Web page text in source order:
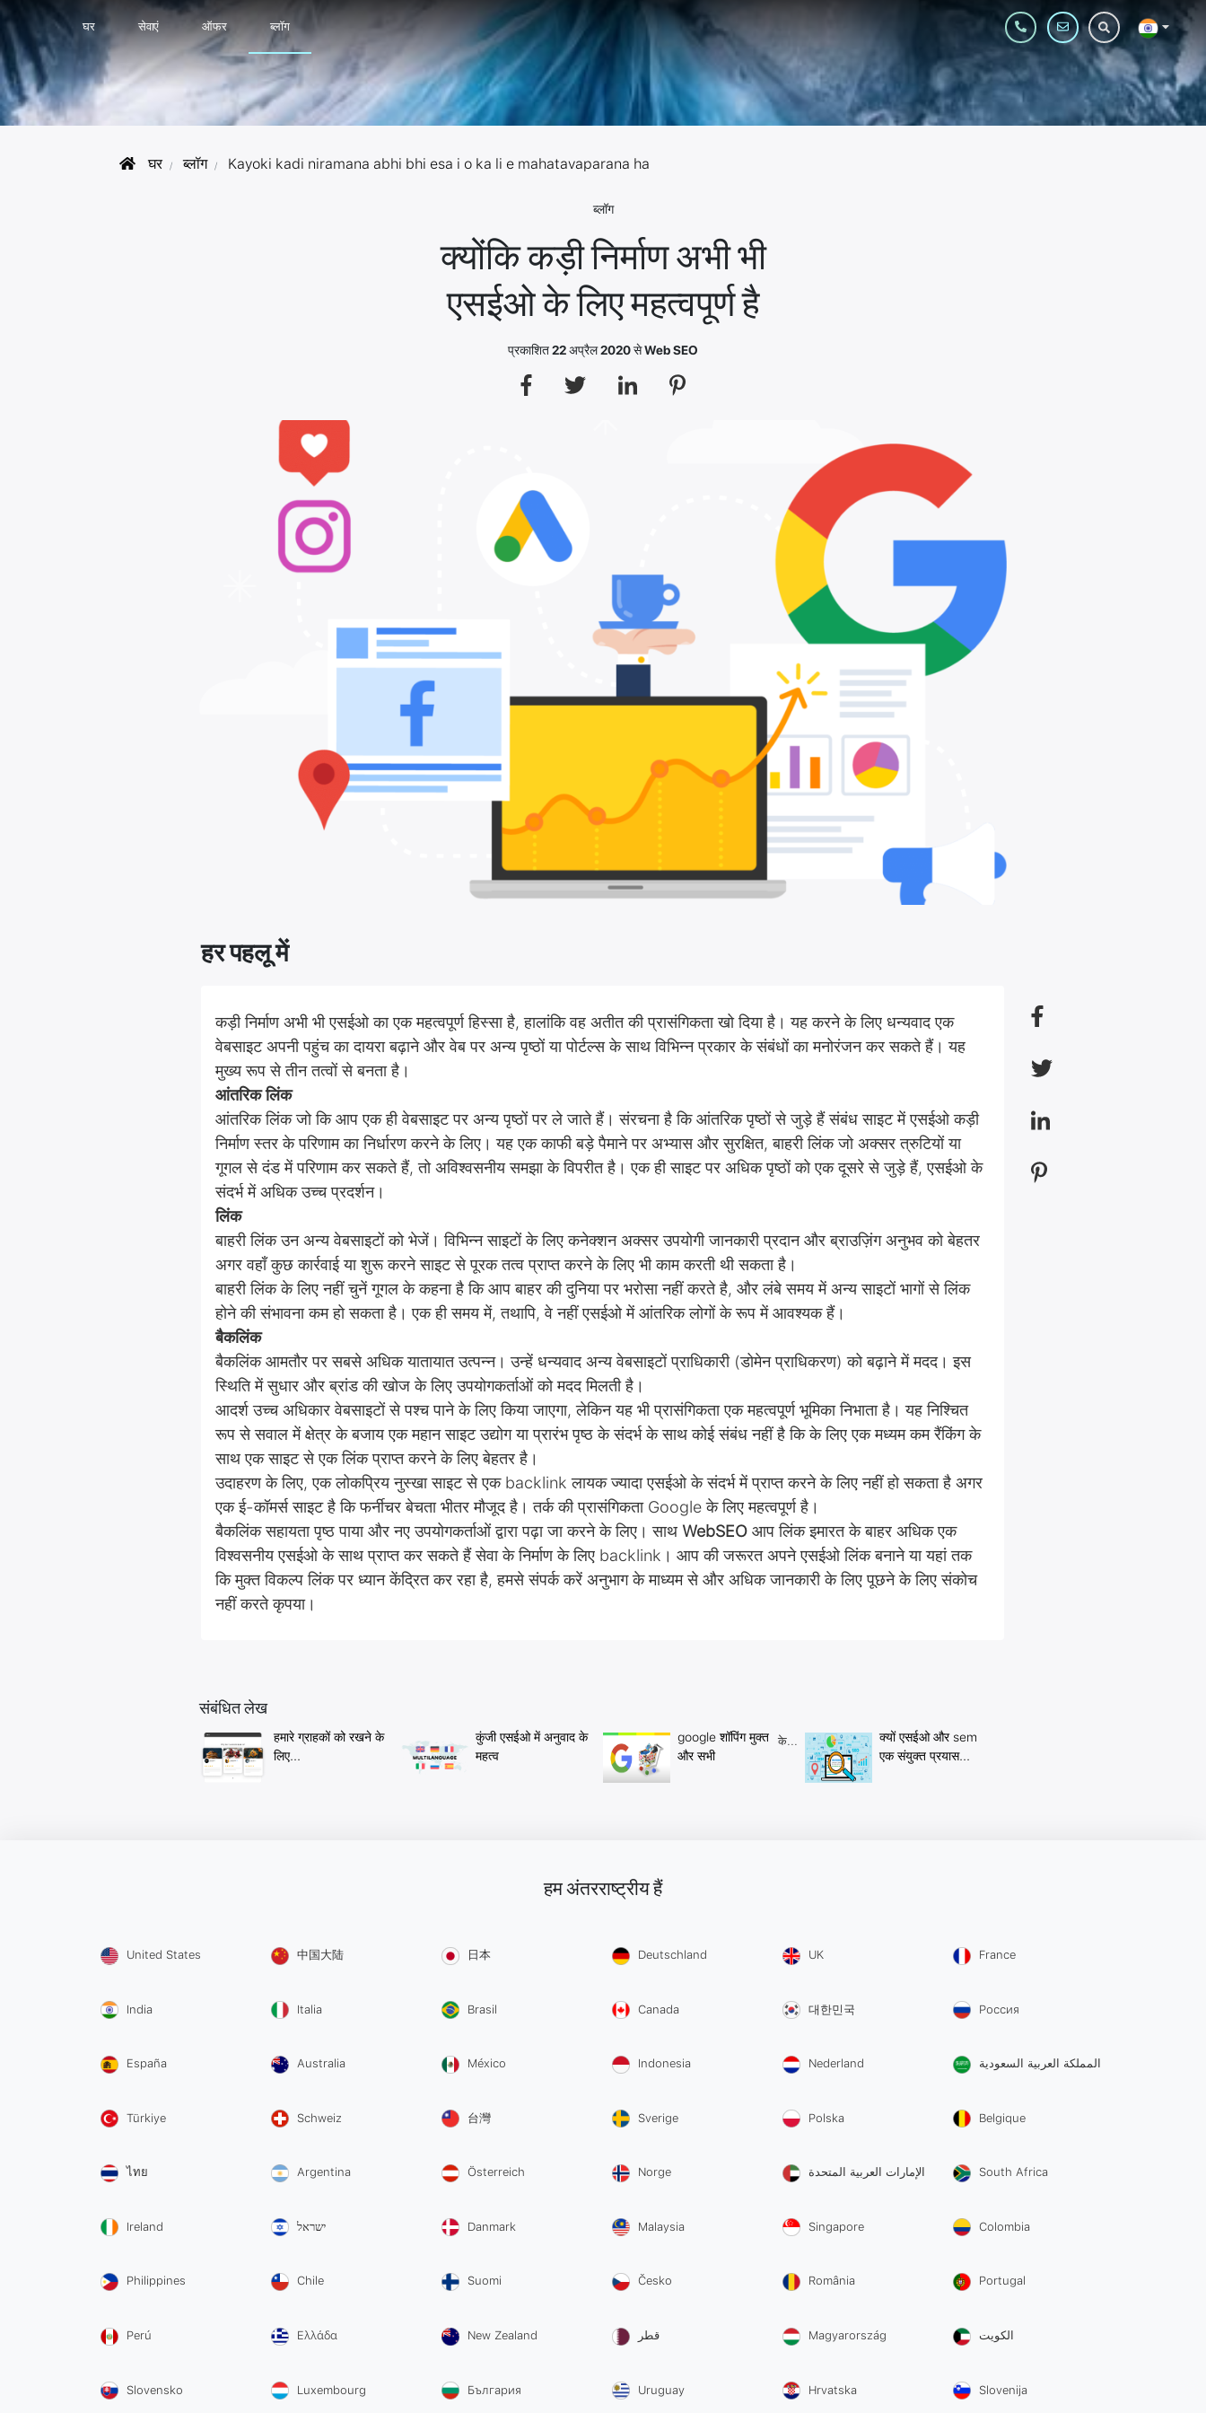
घर सेवाएं ऑफर ब्लॉग
घर ब्लॉग Kayoki kadi niramana abhi bhi esa i o ka li e mahatavaparana ha
ब्लॉग
क्योंकि कड़ी निर्माण अभी भी
एसईओ के लिए महत्वपूर्ण है
प्रकाशित22 अप्रैल 2020सेWeb SEO
हर पहलू में
कड़ी निर्माण अभी भी एसईओ का एक महत्वपूर्ण हिस्सा है, हालांकि वह अतीत की प्रासंगिकता खो दिया है। यह करने के लिए धन्यवाद एक
वेबसाइट अपनी पहुंच का दायरा बढ़ाने और वेब पर अन्य पृष्ठों या पोर्टल्स के साथ विभिन्न प्रकार के संबंधों का मनोरंजन कर सकते हैं। यह
मुख्य रूप से तीन तत्वों से बनता है।
आंतरिक लिंक
आंतरिक लिंक जो कि आप एक ही वेबसाइट पर अन्य पृष्ठों पर ले जाते हैं। संरचना है कि आंतरिक पृष्ठों से जुड़े हैं संबंध साइट में एसईओ कड़ी
निर्माण स्तर के परिणाम का निर्धारण करने के लिए। यह एक काफी बड़े पैमाने पर अभ्यास और सुरक्षित, बाहरी लिंक जो अक्सर त्रुटियों या
गूगल से दंड में परिणाम कर सकते हैं, तो अविश्वसनीय समझा के विपरीत है। एक ही साइट पर अधिक पृष्ठों को एक दूसरे से जुड़े हैं, एसईओ के
संदर्भ में अधिक उच्च प्रदर्शन।
लिंक
बाहरी लिंक उन अन्य वेबसाइटों को भेजें। विभिन्न साइटों के लिए कनेक्शन अक्सर उपयोगी जानकारी प्रदान और ब्राउज़िंग अनुभव को बेहतर
अगर वहाँ कुछ कार्रवाई या शुरू करने साइट से पूरक तत्व प्राप्त करने के लिए भी काम करती थी सकता है।
बाहरी लिंक के लिए नहीं चुनें गूगल के कहना है कि आप बाहर की दुनिया पर भरोसा नहीं करते है, और लंबे समय में अन्य साइटों भागों से लिंक
होने की संभावना कम हो सकता है। एक ही समय में, तथापि, वे नहीं एसईओ में आंतरिक लोगों के रूप में आवश्यक हैं।
बैकलिंक
बैकलिंक आमतौर पर सबसे अधिक यातायात उत्पन्न। उन्हें धन्यवाद अन्य वेबसाइटों प्राधिकारी (डोमेन प्राधिकरण) को बढ़ाने में मदद। इस
स्थिति में सुधार और ब्रांड की खोज के लिए उपयोगकर्ताओं को मदद मिलती है।
आदर्श उच्च अधिकार वेबसाइटों से पश्च पाने के लिए किया जाएगा, लेकिन यह भी प्रासंगिकता एक महत्वपूर्ण भूमिका निभाता है। यह निश्चित
रूप से सवाल में क्षेत्र के बजाय एक महान साइट उद्योग या प्रारंभ पृष्ठ के संदर्भ के साथ कोई संबंध नहीं है कि के लिए एक मध्यम कम रैंकिंग के
साथ एक साइट से एक लिंक प्राप्त करने के लिए बेहतर है।
उदाहरण के लिए, एक लोकप्रिय नुस्खा साइट से एक backlink लायक ज्यादा एसईओ के संदर्भ में प्राप्त करने के लिए नहीं हो सकता है अगर
एक ई-कॉमर्स साइट है कि फर्नीचर बेचता भीतर मौजूद है। तर्क की प्रासंगिकता Google के लिए महत्वपूर्ण है।
बैकलिंक सहायता पृष्ठ पाया और नए उपयोगकर्ताओं द्वारा पढ़ा जा करने के लिए। साथ WebSEOआप लिंक इमारत के बाहर अधिक एक
विश्वसनीय एसईओ के साथ प्राप्त कर सकते हैं सेवा के निर्माण के लिए backlink। आप की जरूरत अपने एसईओ लिंक बनाने या यहां तक ​​
कि मुक्त विकल्प लिंक पर ध्यान केंद्रित कर रहा है, हमसे संपर्क करें अनुभाग के माध्यम से और अधिक जानकारी के लिए पूछने के लिए संकोच
नहीं करते कृपया।
संबंधित लेख
हमारे ग्राहकों को रखने के
लिए...
कुंजी एसईओ में अनुवाद के
महत्व
google शॉपिंग मुक्त
और सभी
के...
क्यों एसईओ और sem
एक संयुक्त प्रयास...
हम अंतरराष्ट्रीय हैं
United States 中国大陆 日本 Deutschland UK France
India Italia Brasil Canada 대한민국 Россия
España Australia México Indonesia Nederland المملكة العربية السعودية
Türkiye Schweiz 台灣 Sverige Polska Belgique
ไทย Argentina Österreich Norge الإمارات العربية المتحدة South Africa
Ireland ישראל Danmark Malaysia Singapore Colombia
Philippines Chile Suomi Česko România Portugal
Perú Ελλάδα New Zealand قطر Magyarország الكويت
Slovensko Luxembourg България Uruguay Hrvatska Slovenija